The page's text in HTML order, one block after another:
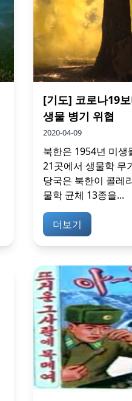
[기도] 코로나19
생물 병기 위협
2020-04-09
북한은 1954년 미생
21곳에서 생물학 무
당국은 북한이 콜레
물학 균체 13종을...
더보기